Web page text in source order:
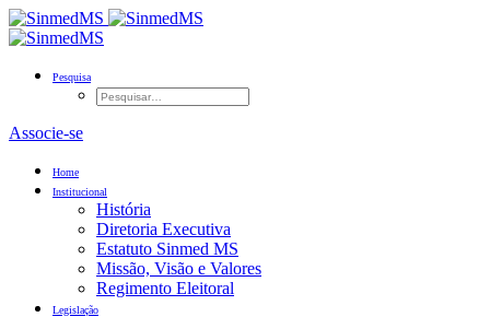
Pesquisa
Associe-se
Home
Institucional
História
Diretoria Executiva
Estatuto Sinmed MS
Missão, Visão e Valores
Regimento Eleitoral
Legislação